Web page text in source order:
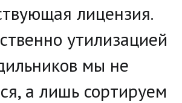
лицензия.
утилизацией
мы не
а лишь сортируем